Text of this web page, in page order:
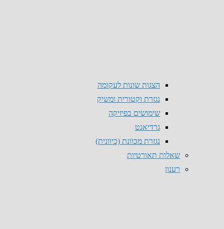
הצגות שונות לעקומה
נגזרת וקטורית ומשיק
שימושים בפיזיקה
גרדיאנט
נגזרת מכוונת (כיוונית)
שאלות תאורטיות
רענון